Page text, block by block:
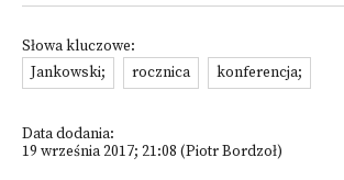
Słowa kluczowe:
Jankowski;
rocznica konferencja;
Data dodania:
19 września 2017; 21:08 (Piotr Bordzoł)